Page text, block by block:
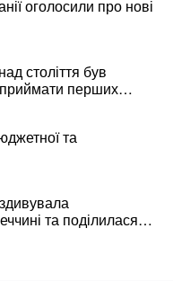
оголосили про нові
століття був
приймати перших
та
та поділилася